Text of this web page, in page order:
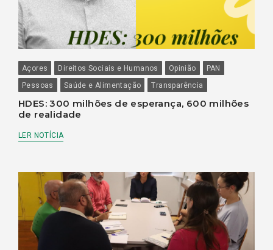
Açores Direitos Sociais e Humanos Opinião
PAN
Pessoas
Saúde e Alimentação Transparência
HDES: 300 milhões de esperança, 600 milhões
de realidade
LER NOTÍCIA